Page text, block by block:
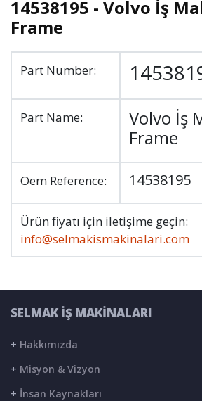
14538195 - Volvo İş
Frame
Part Number:
Part Name:
Volvo İş
Frame
Oem Reference: 14538195
Ürün fiyatı için iletişime geçin:
info@selmakismakinalari.com
SELMAK İŞ MAKİNALARI
+ Hakkımızda
+ Misyon & Vizyon
+ İnsan Kaynakları